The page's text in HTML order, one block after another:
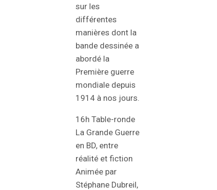
sur les
différentes
manières dont la
bande dessinée a
abordé la
Première guerre
mondiale depuis
1914 à nos jours.
16h Table-ronde
La Grande Guerre
en BD, entre
réalité et fiction
Animée par
Stéphane Dubreil,